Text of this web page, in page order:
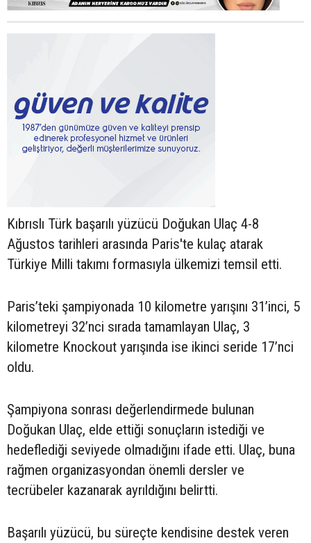
Kıbrıslı Türk başarılı yüzücü Doğukan Ulaç 4-8
Ağustos tarihleri arasında Paris'te kulaç atarak
Türkiye Milli takımı formasıyla ülkemizi temsil etti.
Paris’teki şampiyonada 10 kilometre yarışını 31’inci, 5
kilometreyi 32’nci sırada tamamlayan Ulaç, 3
kilometre Knockout yarışında ise ikinci seride 17’nci
oldu.
Şampiyona sonrası değerlendirmede bulunan
Doğukan Ulaç, elde ettiği sonuçların istediği ve
hedeflediği seviyede olmadığını ifade etti. Ulaç, buna
rağmen organizasyondan önemli dersler ve
tecrübeler kazanarak ayrıldığını belirtti.
Başarılı yüzücü, bu süreçte kendisine destek veren